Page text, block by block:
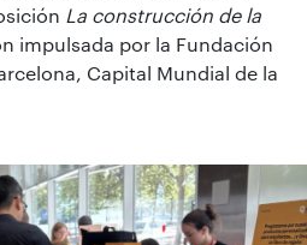
La construcción de la
impulsada por la Fundación
Capital Mundial de la